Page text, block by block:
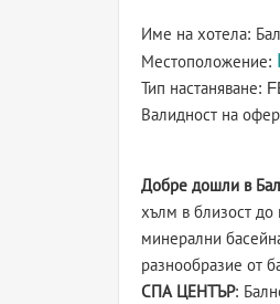
Име на хотела:
Местоположение:
Тип настаняване:
Валидност на
Добре дошли в
хълм в близост до
минерални
разнообразие от
СПА ЦЕНТЪР: